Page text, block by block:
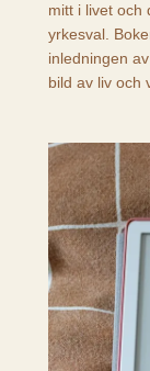
mitt i livet och
yrkesval.
inledningen
bild av liv och